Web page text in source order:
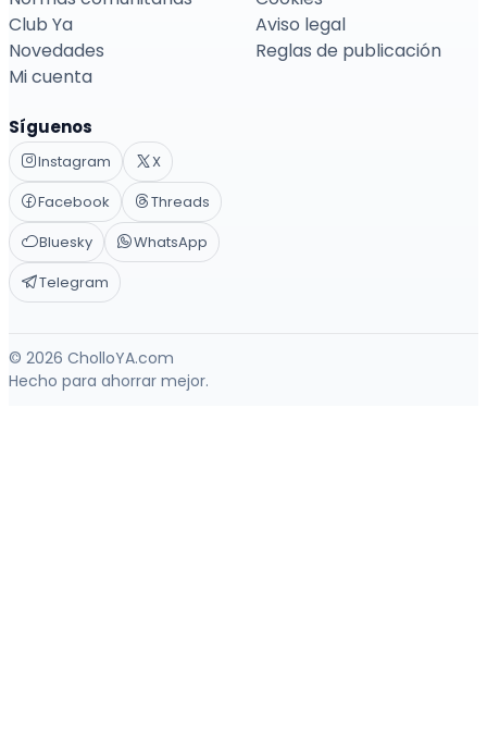
Club Ya
Novedades
Mi cuenta
Aviso legal
Reglas de publicación
Síguenos
Instagram
X
Facebook
Threads
Bluesky
WhatsApp
Telegram
© 2026 CholloYA.com
Hecho para ahorrar mejor.